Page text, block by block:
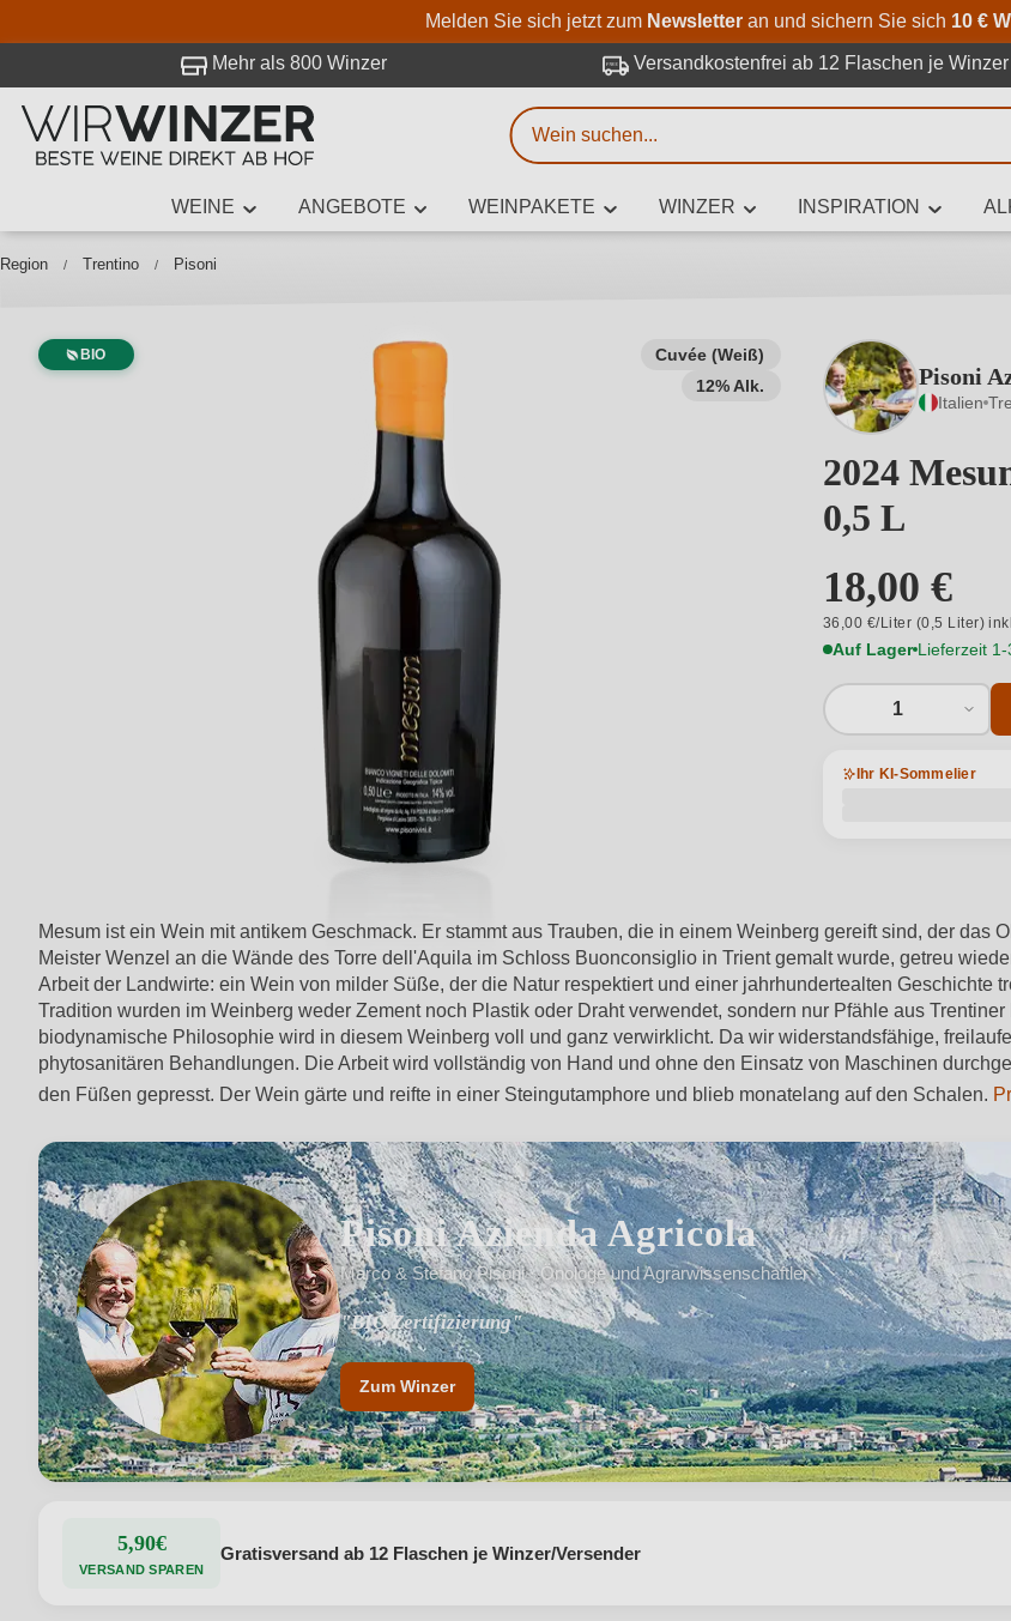
Zum Hauptinhalt
Zur Suche springen
Zur Hauptnavigation
Melden Sie sich jetzt zum Newsletteran und sichern Sie sich 10 €
Mehr als 800 Winzer Versandkostenfrei ab 12 Flaschen je Winzer
WEINE ANGEBOTE WEINPAKETE WINZER INSPIRATION
Region Trentino Pisoni
Cuvée (Weiß)
12% Alk.
BIO
Pisoni
Italien
2024
0,5 L
18,00 €
36,00 €/Liter (0,5 Liter)
Auf Lager Lieferzeit 1-
1
Ihr KI-Sommelier
Mesum ist ein Wein mit antikem Geschmack. Er stammt aus Trauben, die in einem Weinberg gereift sind, der das
Meister Wenzel an die Wände des Torre dell'Aquila im Schloss Buonconsiglio in Trient gemalt wurde, getreu
Arbeit der Landwirte: ein Wein von milder Süße, der die Natur respektiert und einer jahrhundertealten Geschichte
Tradition wurden im Weinberg weder Zement noch Plastik oder Draht verwendet, sondern nur Pfähle aus
biodynamische Philosophie wird in diesem Weinberg voll und ganz verwirklicht. Da wir widerstandsfähige,
phytosanitären Behandlungen. Die Arbeit wird vollständig von Hand und ohne den Einsatz von Maschinen
den Füßen gepresst. Der Wein gärte und reifte in einer Steingutamphore und blieb monatelang auf den Schalen.
Pisoni Azienda Agricola
Marco & Stefano Pisoni · Önologe und Agrarwissenschaftler
"BIO Zertifizierung"
"Familienbetrieb seit 1852"
Zum Winzer
5,90€
VERSAND SPAREN
Gratisversand ab 12 Flaschen je Winzer/Versender
Weinsuche
Mindestens 3 Zeichen eingeben
Beschreiben Sie, welchen Wein Sie suchen – ob nach Geschmack,
Rebsorte, Region, Winzer oder anderen Kriterien.
bei WirWinzer.